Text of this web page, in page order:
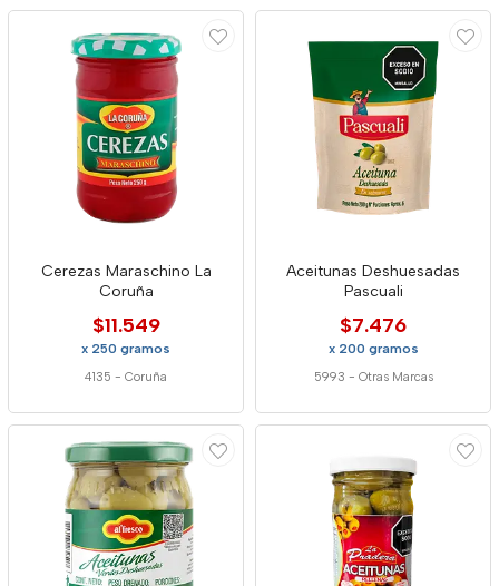
Cerezas Maraschino La
Coruña
$11.549
x 250 gramos
4135 - Coruña
Aceitunas Deshuesadas
Pascuali
$7.476
x 200 gramos
5993 - Otras Marcas